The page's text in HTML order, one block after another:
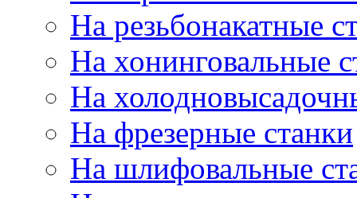
На резьбонакатные
На хонинговальные
На
На фрезерные станки
На шлифовальные